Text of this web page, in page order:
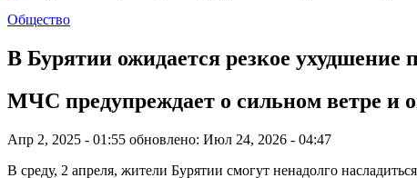
Общество
В Бурятии ожидается резкое ухудшение
МЧС предупреждает о сильном ветре и
Апр 2, 2025 - 01:55 обновлено: Июл 24, 2026 - 04:47
В среду, 2 апреля, жители Бурятии смогут ненадолго